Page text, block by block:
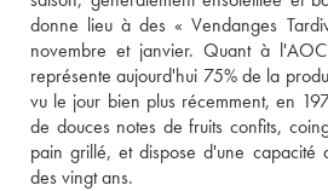
donne lieu à des « Vendanges
novembre et janvier. Quant à
représente aujourd'hui 75% de la
vu le jour bien plus récemment, en
de douces notes de fruits confits,
pain grillé, et dispose d'une capacité
des vingt ans.